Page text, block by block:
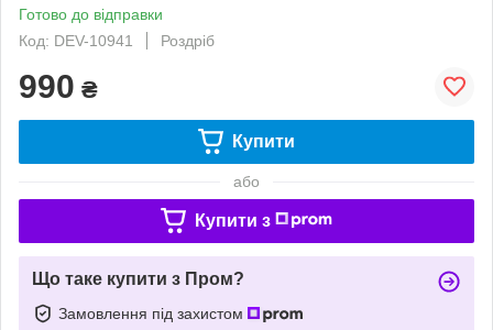
Готово до відправки
Код: DEV-10941
Роздріб
990 ₴
Купити
або
Купити з
Що таке купити з Пром?
Замовлення під захистом